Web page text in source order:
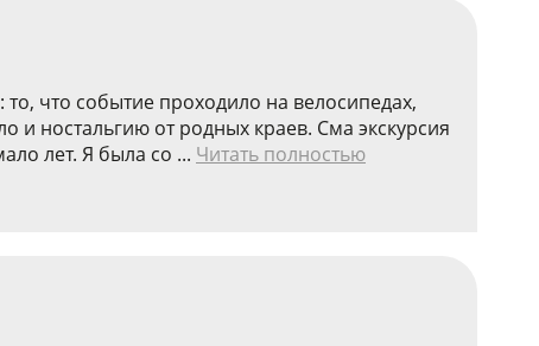
что событие проходило на велосипедах,
и ностальгию от родных краев. Сма экскурсия
лет. Я была со ... Читать полностью